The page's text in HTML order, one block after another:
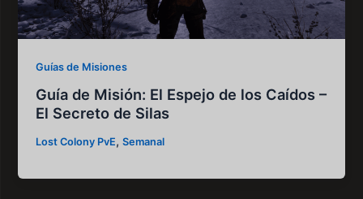
Guías de Misiones
Guía de Misión: El Espejo de los Caídos –
El Secreto de Silas
Lost Colony PvE,Semanal